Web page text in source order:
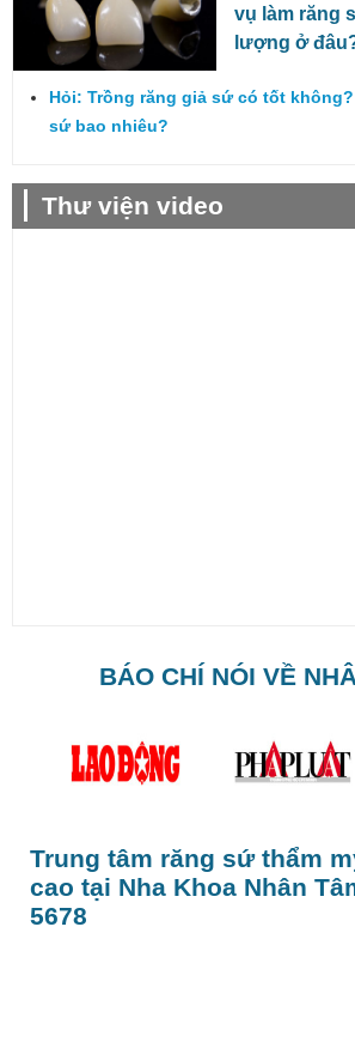
vụ làm răng
lượng ở
Hỏi: Trồng răng giả sứ có tốt
sứ bao nhiêu?
Thư viện video
BÁO CHÍ NÓI VỀ
Trung tâm răng sứ thẩm
cao tại Nha Khoa Nhân
5678